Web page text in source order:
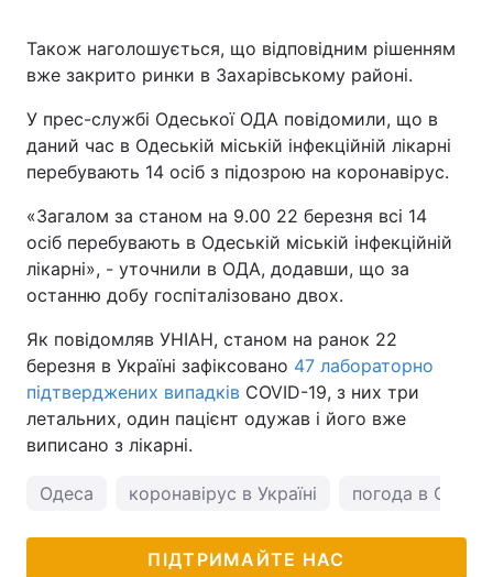
Також наголошується, що відповідним рішенням
вже закрито ринки в Захарівському районі.
У прес-службі Одеської ОДА повідомили, що в
даний час в Одеській міській інфекційній лікарні
перебувають 14 осіб з підозрою на коронавірус.
«Загалом за станом на 9.00 22 березня всі 14
осіб перебувають в Одеській міській інфекційній
лікарні», - уточнили в ОДА, додавши, що за
останню добу госпіталізовано двох.
Як повідомляв УНІАН, станом на ранок 22
березня в Україні зафіксовано 47 лабораторно
підтверджених випадків COVID-19, з них три
летальних, один пацієнт одужав і його вже
виписано з лікарні.
Одеса коронавірус в Україні погода в Одесі
ПІДТРИМАЙТЕ НАС